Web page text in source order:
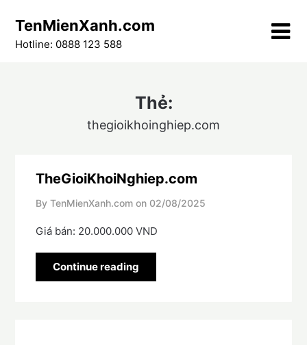
content
TenMienXanh.com
Hotline: 0888 123 588
Thẻ:
thegioikhoinghiep.com
TheGioiKhoiNghiep.com
By TenMienXanh.com on 02/08/2025
Giá bán: 20.000.000 VND
Continue reading